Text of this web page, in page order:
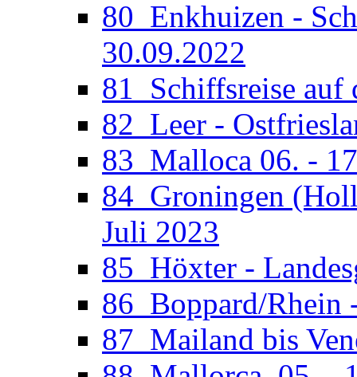
80_Enkhuizen -
30.09.2022
81_Schiffsreise auf
82_Leer -
83_Malloca 06. -
84_Groningen
Juli 2023
85_Höxter -
86_Boppard/Rhein
87_Mailand bis